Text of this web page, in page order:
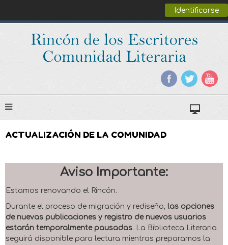
Identificarse
ACTUALIZACIÓN DE LA COMUNIDAD
Aviso Importante:
Estamos renovando el Rincón.
Durante el proceso de migración y rediseño, las opciones
de nuevas publicaciones y registro de nuevos usuarios
estarán temporalmente pausadas. La Biblioteca Literaria
seguirá disponible para lectura mientras preparamos la